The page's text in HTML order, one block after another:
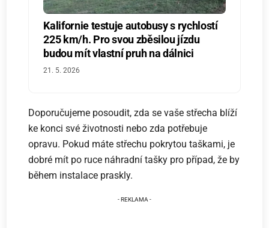
Kalifornie testuje autobusy s rychlostí
225 km/h. Pro svou zběsilou jízdu
budou mít vlastní pruh na dálnici
21. 5. 2026
Doporučujeme posoudit, zda se vaše střecha blíží
ke konci své životnosti nebo zda potřebuje
opravu. Pokud máte střechu pokrytou taškami, je
dobré mít po ruce náhradní tašky pro případ, že by
během instalace praskly.